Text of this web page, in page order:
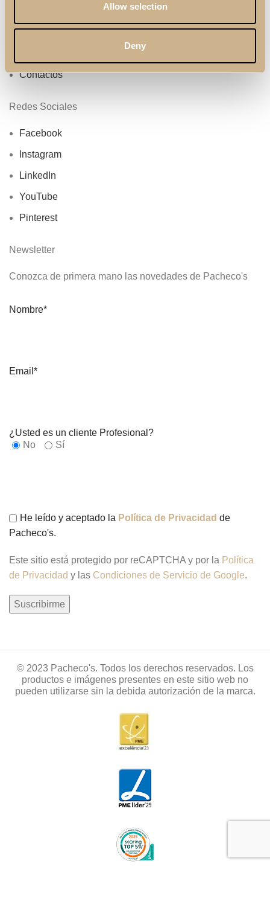
Allow selection
Deny
Política de Privacidad
Contactos
Redes Sociales
Facebook
Instagram
LinkedIn
YouTube
Pinterest
Newsletter
Conozca de primera mano las novedades de Pacheco's
Nombre*
Email*
¿Usted es un cliente Profesional?
No
Sí
He leído y aceptado la Política de Privacidad de
Pacheco's.
Este sitio está protegido por reCAPTCHA y por la Política
de Privacidad y las Condiciones de Servicio de Google.
© 2023 Pacheco's. Todos los derechos reservados. Los
productos e imágenes presentes en este sitio web no
pueden utilizarse sin la debida autorización de la marca.